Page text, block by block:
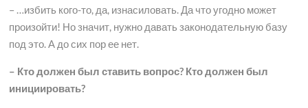
– …избить кого-то, да, изнасиловать. Да что угодно может
произойти! Но значит, нужно давать законодательную базу
под это. А до сих пор ее нет.
– Кто должен был ставить вопрос? Кто должен был
инициировать?